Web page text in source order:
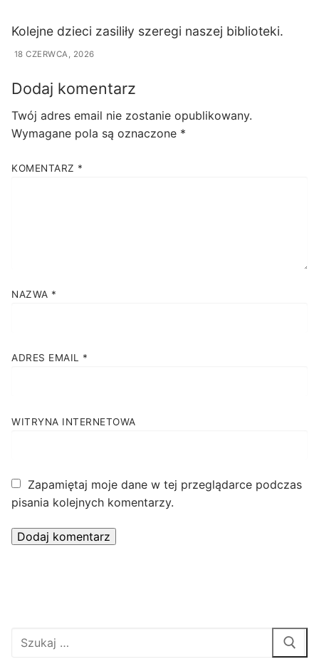
Kolejne dzieci zasiliły szeregi naszej biblioteki.
18 CZERWCA, 2026
Dodaj komentarz
Twój adres email nie zostanie opublikowany.
Wymagane pola są oznaczone *
KOMENTARZ *
NAZWA *
ADRES EMAIL *
WITRYNA INTERNETOWA
Zapamiętaj moje dane w tej przeglądarce podczas
pisania kolejnych komentarzy.